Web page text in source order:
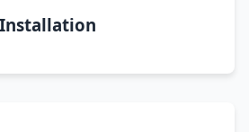
Installation